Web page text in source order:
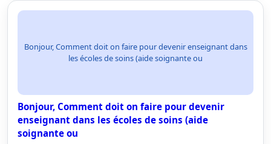
Bonjour, Comment doit on faire pour devenir enseignant dans
les écoles de soins (aide soignante ou
Bonjour, Comment doit on faire pour devenir
enseignant dans les écoles de soins (aide
soignante ou